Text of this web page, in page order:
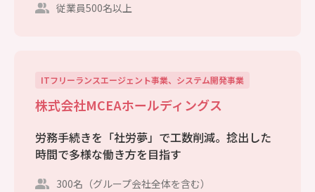
従業員500名以上
ITフリーランスエージェント事業、システム開発事業
株式会社MCEAホールディングス
労務手続きを「社労夢」で工数削減。捻出した
時間で多様な働き方を目指す
300名（グループ会社全体を含む）